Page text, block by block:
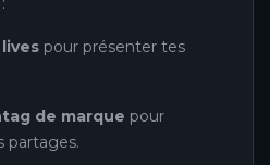
lives pour présenter tes
de marque pour
partages.